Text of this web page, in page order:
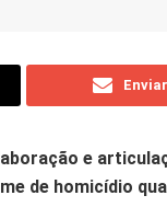
Enviar
e
de homicídio